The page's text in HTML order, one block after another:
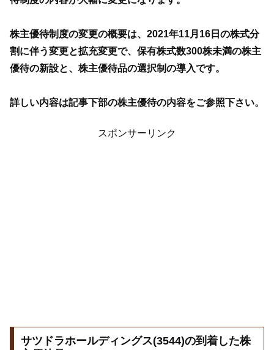
株主優待制度の変更の概要は、2021年11月16日の株式分
割に伴う変更と拡充変更で、保有株式数300株未満の株主
優待の新設と、株主優待品の選択制の導入です。
詳しい内容は記事下部の株主優待の内容をご参照下さい。
スポンサーリンク
サツドラホールディングス(3544)の到着した株